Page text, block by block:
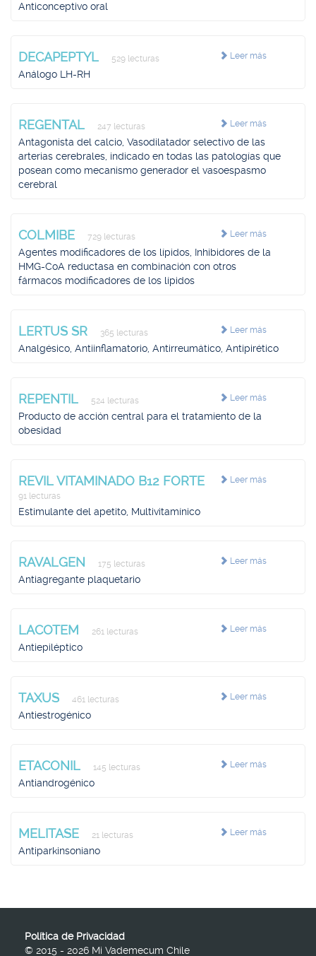
Anticonceptivo oral
Leer más
DECAPEPTYL 529 lecturas
Análogo LH-RH
Leer más
REGENTAL 247 lecturas
Antagonista del calcio, Vasodilatador selectivo de las
arterias cerebrales, indicado en todas las patologías que
posean como mecanismo generador el vasoespasmo
cerebral
Leer más
COLMIBE 729 lecturas
Agentes modificadores de los lípidos, Inhibidores de la
HMG-CoA reductasa en combinación con otros
fármacos modificadores de los lípidos
Leer más
LERTUS SR 365 lecturas
Analgésico, Antiinflamatorio, Antirreumático, Antipirético
Leer más
REPENTIL 524 lecturas
Producto de acción central para el tratamiento de la
obesidad
Leer más
REVIL VITAMINADO B12 FORTE
91 lecturas
Estimulante del apetito, Multivitamínico
Leer más
RAVALGEN 175 lecturas
Antiagregante plaquetario
Leer más
LACOTEM 261 lecturas
Antiepiléptico
Leer más
TAXUS 461 lecturas
Antiestrogénico
Leer más
ETACONIL 145 lecturas
Antiandrogénico
Leer más
MELITASE 21 lecturas
Antiparkinsoniano
Política de Privacidad
© 2015 - 2026 Mi Vademecum Chile